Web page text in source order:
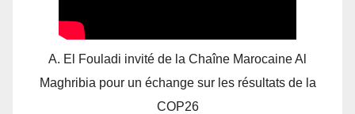
A. El Fouladi invité de la Chaîne Marocaine Al
Maghribia pour un échange sur les résultats de la
COP26